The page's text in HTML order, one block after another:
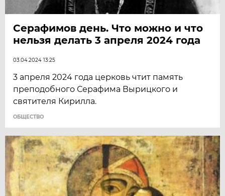
Серафимов день. Что можно и что
нельзя делать 3 апреля 2024 года
03.04.2024 13:25
3 апреля 2024 года церковь чтит память
преподобного Серафима Вырицкого и
святителя Кирилла.
ОБЩЕСТВО